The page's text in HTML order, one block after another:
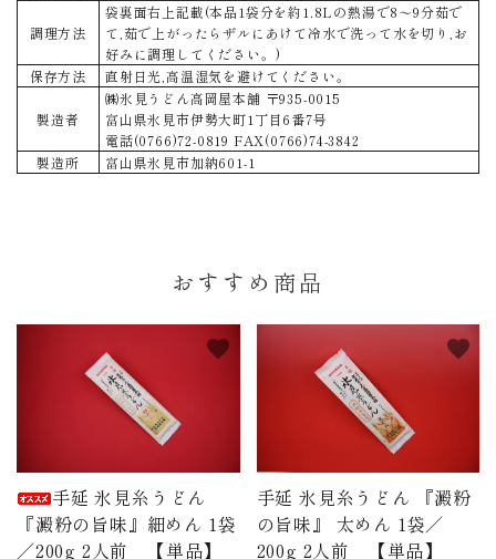
調理方法
袋裏面右上記載(本品1袋分を約1.8Lの熱湯で8～9分茹で
て,茹で上がったらザルにあけて冷水で洗って水を切り,お
好みに調理してください。)
保存方法
直射日光,高温湿気を避けてください。
製造者
㈱氷見うどん高岡屋本舗 〒935-0015
富山県氷見市伊勢大町1丁目6番7号
電話(0766)72-0819 FAX(0766)74-3842
製造所
富山県氷見市加納601-1
おすすめ商品
手延 氷見糸うどん
『澱粉の旨味』細めん 1袋
／200g 2人前 【単品】
favorite
手延 氷見糸うどん 『澱粉
の旨味』 太めん 1袋／
200g 2人前 【単品】
favorite